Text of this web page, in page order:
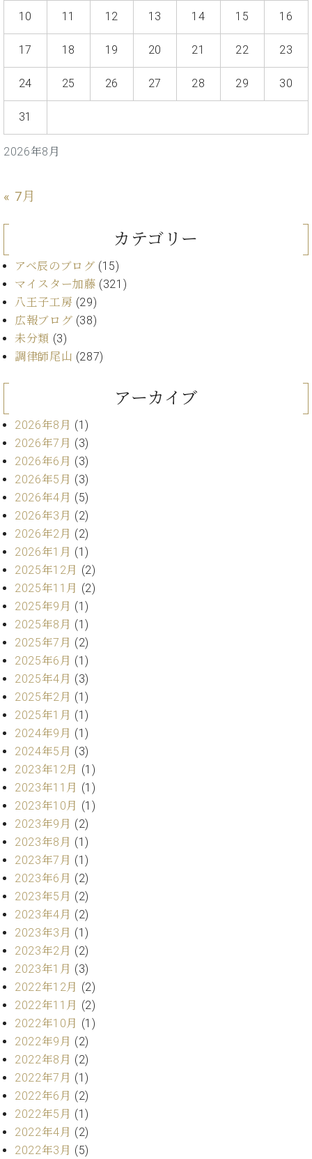
カ
デ
ミ
ー
W.
プ
ロ
フ
ェ
ッ
シ
ョ
ナ
ル
W.
ホ
フ
マ
ン
ト
ラ
デ
ィ
シ
ョ
ン
W.
ホ
フ
マ
ン
ヴ
ィ
ジ
ョ
ン
C.BECHSTEIN
Digital(ベ
ヒ
シ
ュ
タ
イ
ン
デ
ジ
タ
ル)
室
ア
の
ジ
ク
トラ
ム東
京の
ご案
内
(PDF)
お
本
社
：
八
子
・
技
営
業
セ
ン
タ
ー
ス
タ
ッ
フ
ご
拶
技
術
者
紹
介
展示
情報
【ユ
ーロ
ピア
ノ特
選中
古】
イ
ベ
ン
ト
情
八
王
子
2026年8月
10 11 12 13 14 15 16
17 18 19 20 21 22 23
24 25 26 27 28 29 30
31
« 7月
カテゴリー
アベ辰のブログ (15)
マイスター加藤 (321)
八王子工房 (29)
広報ブログ (38)
未分類 (3)
調律師尾山 (287)
アーカイブ
2026年8月 (1)
2026年7月 (3)
2026年6月 (3)
2026年5月 (3)
2026年4月 (5)
2026年3月 (2)
2026年2月 (2)
2026年1月 (1)
2025年12月 (2)
2025年11月 (2)
2025年9月 (1)
2025年8月 (1)
2025年7月 (2)
2025年6月 (1)
2025年4月 (3)
2025年2月 (1)
2025年1月 (1)
2024年9月 (1)
2024年5月 (3)
2023年12月 (1)
2023年11月 (1)
2023年10月 (1)
2023年9月 (2)
2023年8月 (1)
2023年7月 (1)
2023年6月 (2)
2023年5月 (2)
2023年4月 (2)
2023年3月 (1)
2023年2月 (2)
2023年1月 (3)
2022年12月 (2)
2022年11月 (2)
2022年10月 (1)
2022年9月 (2)
2022年8月 (2)
2022年7月 (1)
2022年6月 (2)
2022年5月 (1)
2022年4月 (2)
2022年3月 (5)